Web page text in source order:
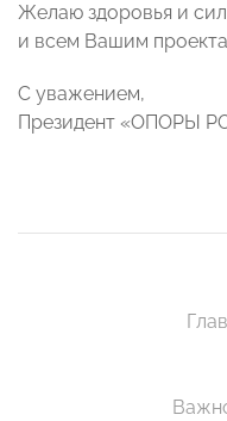
Желаю здоровья и
и всем Вашим
С уважением,
Президент «ОПОРЫ